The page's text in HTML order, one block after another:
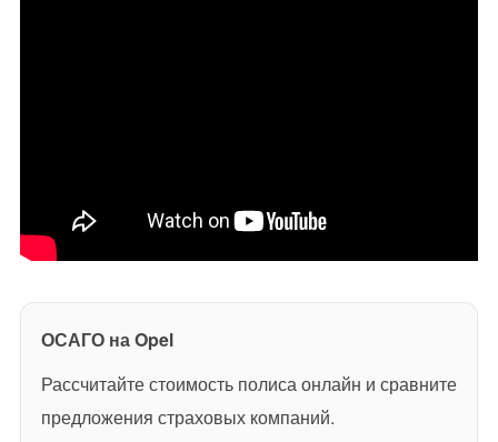
ОСАГО на Opel
Рассчитайте стоимость полиса онлайн и сравните
предложения страховых компаний.